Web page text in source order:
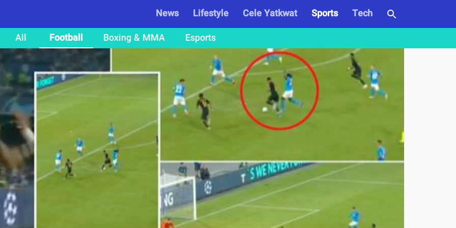
News Lifestyle Cele Yatkwat Sports
Tech
All
Football Boxing & MMA Esports